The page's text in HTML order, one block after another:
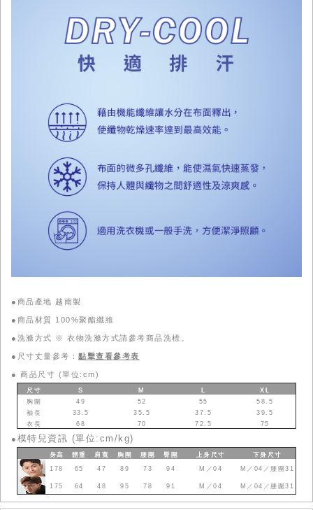
●商品產地 越南製
●商品材質 100%聚酯纖維
●洗滌方式 ※ 衣物洗滌方式請參考商品洗標。
●尺寸丈量參考： 點擊查看參考表
● 商品尺寸 (單位:cm)
尺寸 S M L
XL
胸圍
49 52 55
58.5
袖長
33.5 35.5 37.5
39.5
衣長
68 70 72.5 75
● 模特兒資訊 (單位:cm/kg)
身高 體重 肩寬 胸圍 腰圍 臀圍 上身 尺寸 下身 尺寸
178
65 47 89 73 94 M／04 M／04／腰圍31
175 64 48 95 78 91 M／04 M／04／腰圍31